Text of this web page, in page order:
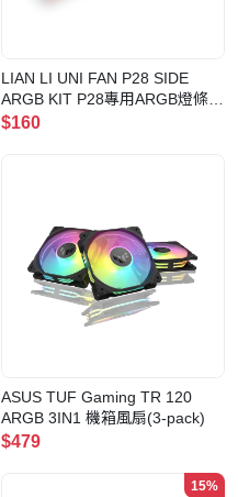
LIAN LI UNI FAN P28 SIDE
ARGB KIT P28專用ARGB燈條
(三組)(黑色)
$160
ASUS TUF Gaming TR 120
ARGB 3IN1 機箱風扇(3-pack)
$479
15%